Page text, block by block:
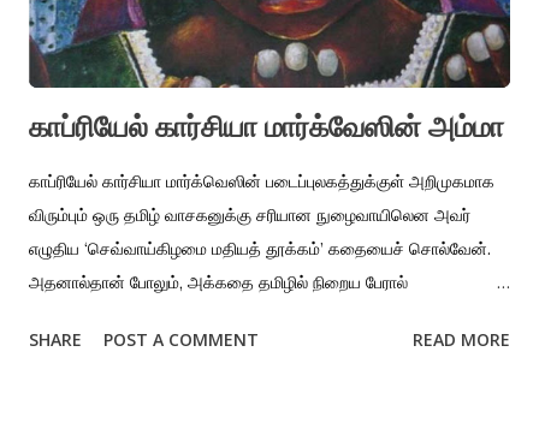
ஆஸ்பத்திரிக்குப் போய் அவளுக்கு டிரசும் பிளாஸ்கும் ...
காப்ரியேல் கார்சியா மார்க்வேஸின் அம்மா
காப்ரியேல் கார்சியா மார்க்வெஸின் படைப்புலகத்துக்குள் அறிமுகமாக
விரும்பும் ஒரு தமிழ் வாசகனுக்கு சரியான நுழைவாயிலென அவர்
எழுதிய ‘செவ்வாய்கிழமை மதியத் தூக்கம்’ கதையைச் சொல்வேன்.
அதனால்தான் போலும், அக்கதை தமிழில் நிறைய பேரால்
வைக்கும் தென்தமிழகத்து வேனல் பிரதேசத்தின் சுடும் வெக்கை,
SHARE POST A COMMENT READ MORE